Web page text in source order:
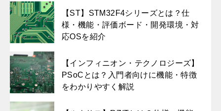
【ST】STM32F4シリーズとは？仕
様・機能・評価ボード・開発環境・対
応OSを紹介
【インフィニオン・テクノロジーズ】
PSoCとは？入門者向けに機能・特徴
をわかりやすく解説